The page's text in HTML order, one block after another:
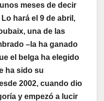
meses de decir
hará el 9 de abril,
una de las
–la ha ganado
el belga ha elegido
ha sido su
2002, cuando dio
y empezó a lucir